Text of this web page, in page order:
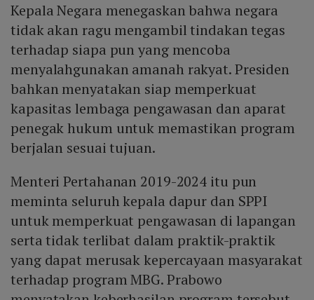
Kepala Negara menegaskan bahwa negara
tidak akan ragu mengambil tindakan tegas
terhadap siapa pun yang mencoba
menyalahgunakan amanah rakyat. Presiden
bahkan menyatakan siap memperkuat
kapasitas lembaga pengawasan dan aparat
penegak hukum untuk memastikan program
berjalan sesuai tujuan.
Menteri Pertahanan 2019-2024 itu pun
meminta seluruh kepala dapur dan SPPI
untuk memperkuat pengawasan di lapangan
serta tidak terlibat dalam praktik-praktik
yang dapat merusak kepercayaan masyarakat
terhadap program MBG. Prabowo